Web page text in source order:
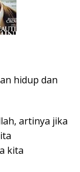
hidup dan
artinya jika
kita